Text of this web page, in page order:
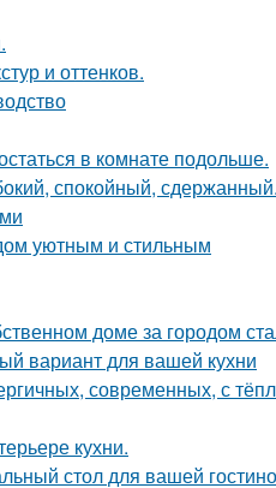
и оттенков.
в комнате подольше.
спокойный, сдержанный.
уютным и стильным
доме за городом
вариант для вашей кухни
современных, с
кухни.
стол для вашей